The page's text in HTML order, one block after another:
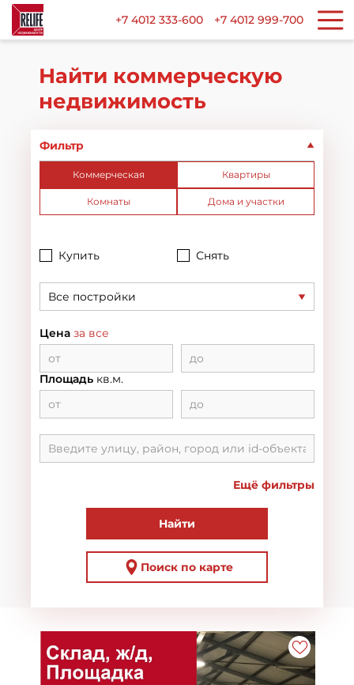
+7 4012 333-600 +7 4012 999-700
Найти коммерческую
недвижимость
Фильтр
Коммерческая Квартиры
Комнаты Дома и участки
Купить Снять
Все постройки
Цена за все
Площадь кв.м.
Ещё фильтры
Найти
Поиск по карте